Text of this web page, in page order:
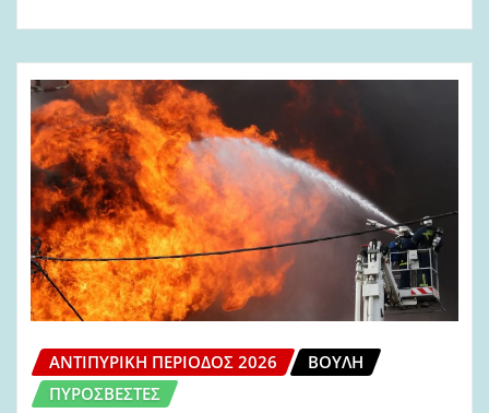
ΑΝΤΙΠΥΡΙΚΉ ΠΕΡΊΟΔΟΣ 2026
ΒΟΥΛΉ
ΠΥΡΟΣΒΈΣΤΕΣ